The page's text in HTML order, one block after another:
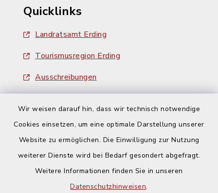
Wir weisen darauf hin, dass wir technisch notwendige
Cookies einsetzen, um eine optimale Darstellung unserer
Website zu ermöglichen. Die Einwilligung zur Nutzung
weiterer Dienste wird bei Bedarf gesondert abgefragt.
Weitere Informationen finden Sie in unseren
Datenschutzhinweisen.
Quicklinks
Landratsamt Erding
Tourismusregion Erding
Ausschreibungen
Barrierefreiheit